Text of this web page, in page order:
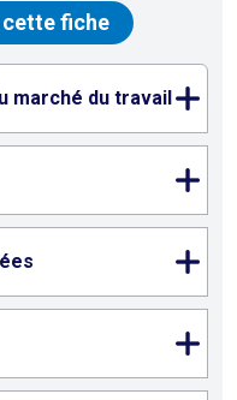
fiche
marché du travail